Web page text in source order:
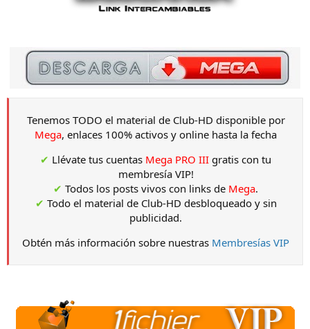
Tenemos TODO el material de Club-HD disponible por
Mega, enlaces 100% activos y online hasta la fecha
✔ Llévate tus cuentas Mega PRO III gratis con tu
membresía VIP!
✔ Todos los posts vivos con links de Mega.
✔ Todo el material de Club-HD desbloqueado y sin
publicidad.
Obtén más información sobre nuestras Membresías VIP